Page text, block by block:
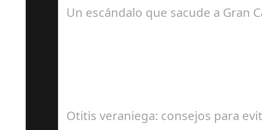
Un escándalo que sacude a Gran
Otitis veraniega: consejos para